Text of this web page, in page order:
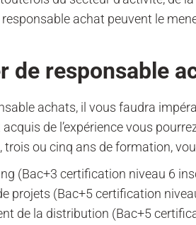
achat peuvent le
de responsable
achats, il vous faudra
de l’expérience vous
trois ou cinq ans de formation,
(Bac+3 certification niveau 6
projets (Bac+5 certification
de la distribution (Bac+5